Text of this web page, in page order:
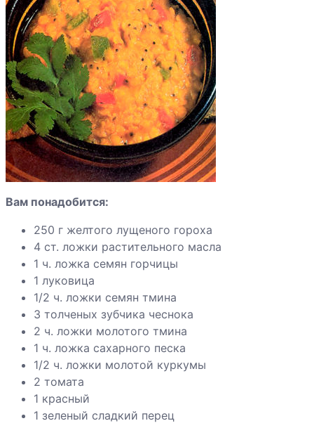
Овощи,
тушенные с
кокосовой
стружкой
Овощная
запеканка
Овощное
рагу с
Плов с
яблоками и
тыквой
Постная
солянка
Салат из
корня
сельдерея
Сардины с
Вам понадобится:
250 г желтого лущеного гороха
4 ст. ложки растительного масла
1 ч. ложка семян горчицы
1 луковица
1/2 ч. ложки семян тмина
3 толченых зубчика чеснока
2 ч. ложки молотого тмина
1 ч. ложка сахарного песка
1/2 ч. ложки молотой куркумы
2 томата
1 красный
1 зеленый сладкий перец